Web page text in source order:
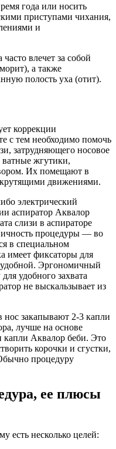
года или носить
приступами чихания,
и
влечет за собой
а также
полость уха (отит).
коррекции
с тем необходимо помочь
затрудняющего носовое
жгутики,
Их помещают в
движениями.
электрический
аспиратор Аквалор
слизи в аспираторе
процедуры — во
в специальном
имеет фиксаторы для
удобной. Эргономичный
удобного захвата
не выскальзывает из
нос закапывают 2-3 капли
лучше на основе
капли Аквалор беби. Это
корочки и сгустки,
процедуру
ее плюсы
есть несколько целей: